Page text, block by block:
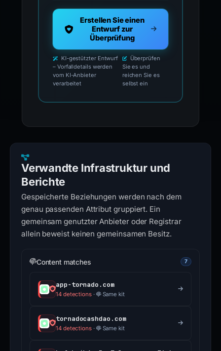
Erstellen Sie einen
Entwurf zur
Überprüfung
KI-gestützter Entwurf
– Vorfalldetails werden
vom KI-Anbieter
verarbeitet
Überprüfen
Sie es und
reichen Sie es
selbst ein
Verwandte Infrastruktur und
Berichte
Gespeicherte Beziehungen werden nach dem
genau passenden Attribut gruppiert. Ein
gemeinsam genutzter Anbieter oder Registrar
allein beweist keinen gemeinsamen Besitz.
Content matches 7
app-tornado.com
14 detections· Same kit
tornadocashdao.com
14 detections· Same kit